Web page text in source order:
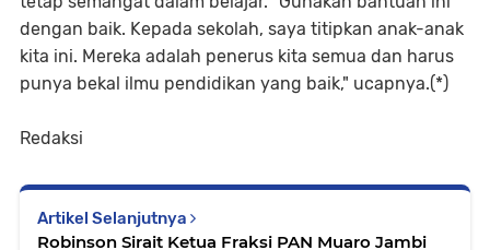
dengan baik. Kepada sekolah, saya titipkan anak-anak
kita ini. Mereka adalah penerus kita semua dan harus
punya bekal ilmu pendidikan yang baik," ucapnya.(*)
Redaksi
Artikel Selanjutnya
Robinson Sirait Ketua Fraksi PAN Muaro Jambi